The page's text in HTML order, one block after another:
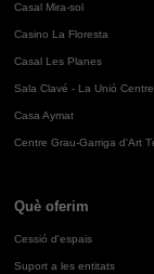
Casal Mira-sol
Casino La Floresta
Casal Les Planes
Sala Clavé - La Unió
Casa Aymat
Centre Grau-Garriga d'Art
Què oferim
Cessió d'espais
Suport a les entitats